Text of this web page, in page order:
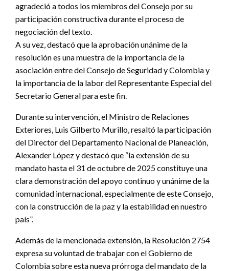
agradeció a todos los miembros del Consejo por su
participación constructiva durante el proceso de
negociación del texto.
A su vez, destacó que la aprobación unánime de la
resolución es una muestra de la importancia de la
asociación entre del Consejo de Seguridad y Colombia y
la importancia de la labor del Representante Especial del
Secretario General para este fin.
Durante su intervención, el Ministro de Relaciones
Exteriores, Luis Gilberto Murillo, resaltó la participación
del Director del Departamento Nacional de Planeación,
Alexander López y destacó que “la extensión de su
mandato hasta el 31 de octubre de 2025 constituye una
clara demonstración del apoyo continuo y unánime de la
comunidad internacional, especialmente de este Consejo,
con la construcción de la paz y la estabilidad en nuestro
país”.
Además de la mencionada extensión, la Resolución 2754
expresa su voluntad de trabajar con el Gobierno de
Colombia sobre esta nueva prórroga del mandato de la